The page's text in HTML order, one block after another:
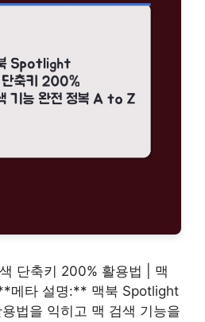
단축키 200% 활용법 | 맥
메타 설명:** 맥북 Spotlight
법을 익히고 맥 검색 기능을